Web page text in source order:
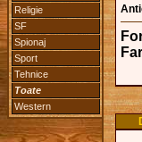
Religie
SF
Spionaj
Sport
Tehnice
Toate
Western